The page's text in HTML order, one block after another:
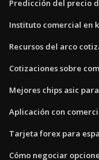
Predicción del precio
Instituto comercial en
Recursos del arco
Cotizaciones sobre
Mejores chips asic
Aplicación con
Tarjeta forex para
Cómo negociar